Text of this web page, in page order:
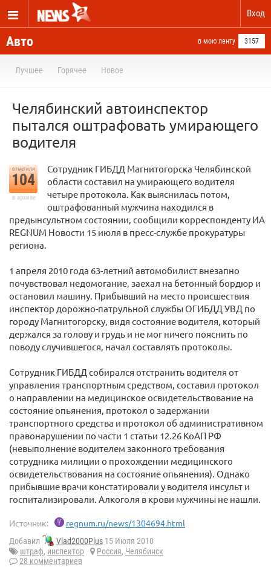
Вход
Авто в мою ленту 3157
Лучшее Горячее Новое
Челябинский автоинспектор
пытался оштрафовать умирающего
водителя
отметили
104
в архиве
Сотрудник ГИБДД Магнитогорска Челябинской
области составил на умирающего водителя
четыре протокола. Как выяснилась потом,
оштрафованный мужчина находился в
предынсультном состоянии, сообщили корреспонденту ИА
REGNUM Новости 15 июля в пресс-службе прокуратуры
региона.
1 апреля 2010 года 63-летний автомобилист внезапно
почувствовал недомогание, заехал на бетонный бордюр и
остановил машину. Прибывший на место происшествия
инспектор дорожно-патрульной службы ОГИБДД УВД по
городу Магнитогорску, видя состояние водителя, который
держался за голову и грудь и не мог ничего пояснить по
поводу случившегося, начал составлять протоколы.
Сотрудник ГИБДД собирался отстранить водителя от
управления транспортным средством, составил протокол
о направлении на медицинское освидетельствование на
состояние опьянения, протокол о задержании
транспортного средства и протокол об административном
правонарушении по части 1 статьи 12.26 КоАП РФ
(невыполнение водителем законного требования
сотрудника милиции о прохождении медицинского
освидетельствования на состояние опьянения). Однако
прибывшие врачи констатировали у водителя инсульт и
госпитализировали. Алкоголя в крови мужчины не нашли.
Источник: regnum.ru/news/1304694.html
Добавил Vlad2000Plus 15 Июля 2010
штраф, инспектор Россия, Челябинск
28 комментариев